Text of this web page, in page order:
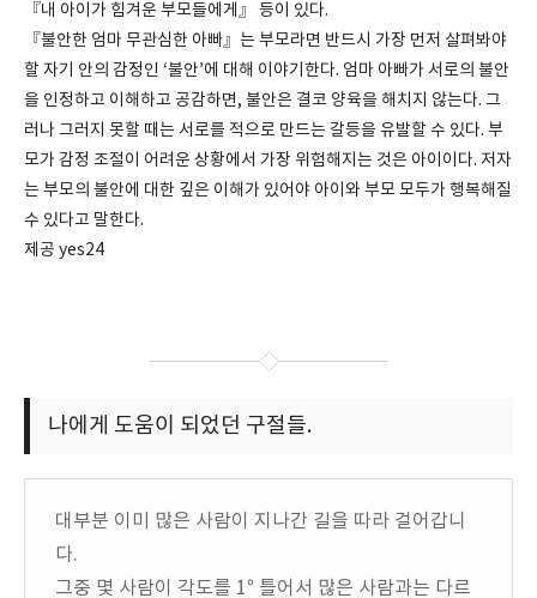
『내 아이가 힘겨운 부모들에게』 등이 있다.
『불안한 엄마 무관심한 아빠』는 부모라면 반드시 가장 먼저 살펴봐야
할 자기 안의 감정인 ‘불안’에 대해 이야기한다. 엄마 아빠가 서로의 불안
을 인정하고 이해하고 공감하면, 불안은 결코 양육을 해치지 않는다. 그
러나 그러지 못할 때는 서로를 적으로 만드는 갈등을 유발할 수 있다. 부
모가 감정 조절이 어려운 상황에서 가장 위험해지는 것은 아이이다. 저자
는 부모의 불안에 대한 깊은 이해가 있어야 아이와 부모 모두가 행복해질
수 있다고 말한다.
제공 yes24
나에게 도움이 되었던 구절들.
대부분 이미 많은 사람이 지나간 길을 따라 걸어갑니
다.
그중 몇 사람이 각도를 1° 틀어서 많은 사람과는 다르